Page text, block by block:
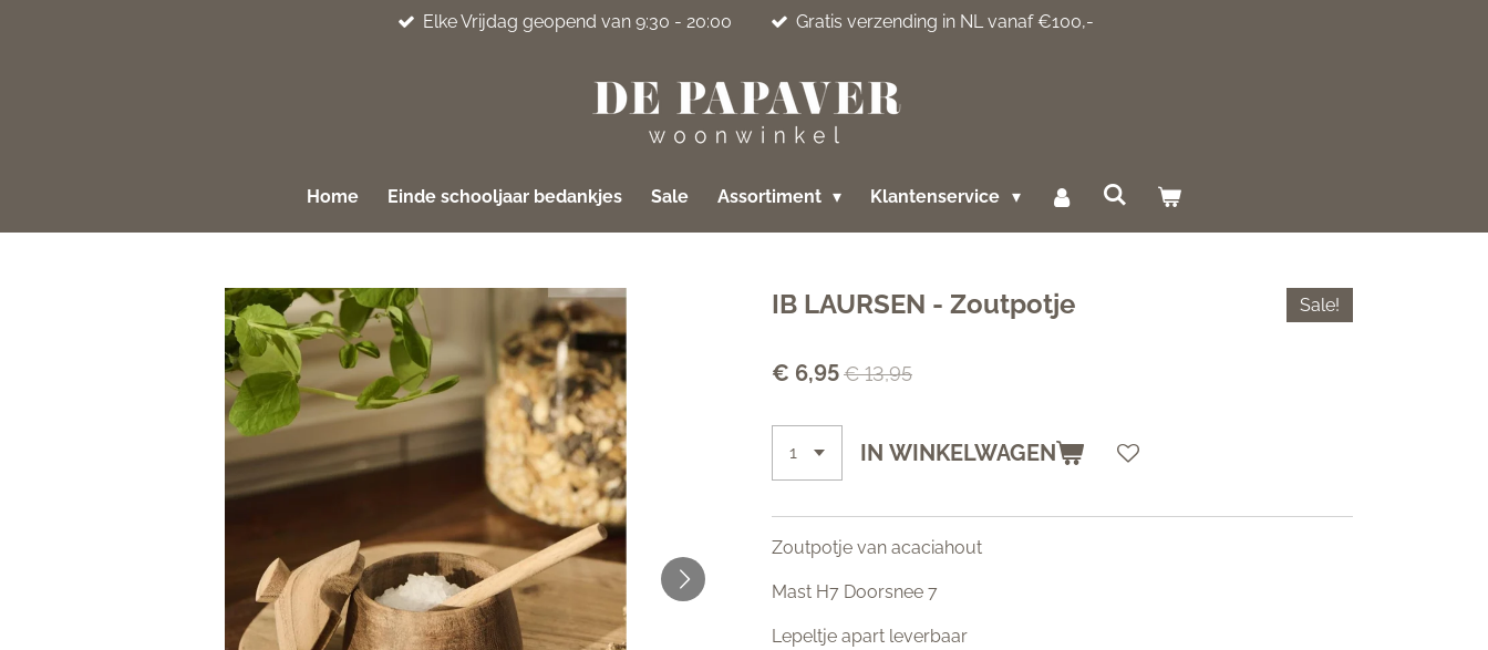
Elke Vrijdag geopend van 9:30 - 20:00 Gratis verzending in NL vanaf €100,-
Home Einde schooljaar bedankjes Sale Assortiment Klantenservice
IB LAURSEN - Zoutpotje Sale!
€ 6,95€ 13,95
IN WINKELWAGEN
Zoutpotje van acaciahout
Mast H7 Doorsnee 7
Lepeltje apart leverbaar